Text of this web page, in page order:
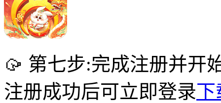
🥠 第七步:完成注册并开
注册成功后可立即登录下